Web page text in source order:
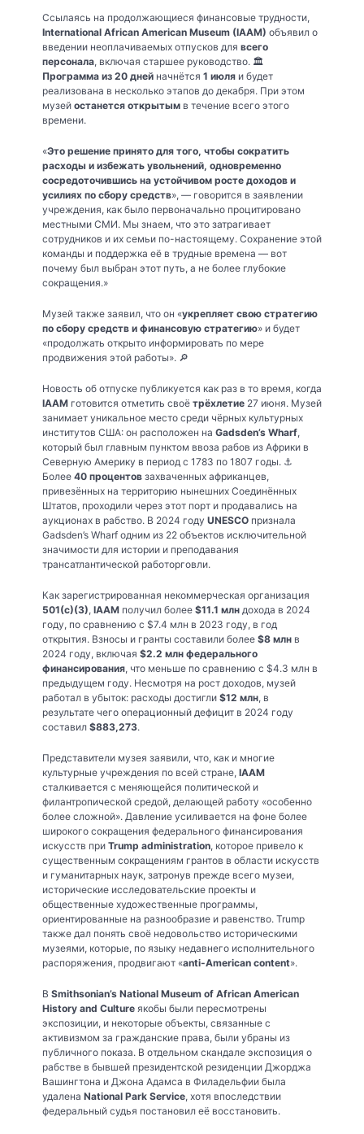
Ссылаясь на продолжающиеся финансовые трудности,
International African American Museum (IAAM) объявил о
введении неоплачиваемых отпусков для всего
персонала, включая старшее руководство. 🏛️
Программа из 20 дней начнётся 1 июля и будет
реализована в несколько этапов до декабря. При этом
музей останется открытым в течение всего этого
времени.
«Это решение принято для того, чтобы сократить
расходы и избежать увольнений, одновременно
сосредоточившись на устойчивом росте доходов и
усилиях по сбору средств», — говорится в заявлении
учреждения, как было первоначально процитировано
местными СМИ. Мы знаем, что это затрагивает
сотрудников и их семьи по-настоящему. Сохранение этой
команды и поддержка её в трудные времена — вот
почему был выбран этот путь, а не более глубокие
сокращения.»
Музей также заявил, что он «укрепляет свою стратегию
по сбору средств и финансовую стратегию» и будет
«продолжать открыто информировать по мере
продвижения этой работы». 🔎
Новость об отпуске публикуется как раз в то время, когда
IAAM готовится отметить своё трёхлетие 27 июня. Музей
занимает уникальное место среди чёрных культурных
институтов США: он расположен на Gadsden’s Wharf,
который был главным пунктом ввоза рабов из Африки в
Северную Америку в период с 1783 по 1807 годы. ⚓️
Более 40 процентов захваченных африканцев,
привезённых на территорию нынешних Соединённых
Штатов, проходили через этот порт и продавались на
аукционах в рабство. В 2024 году UNESCO признала
Gadsden’s Wharf одним из 22 объектов исключительной
значимости для истории и преподавания
трансатлантической работорговли.
Как зарегистрированная некоммерческая организация
501(c)(3), IAAM получил более $11.1 млн дохода в 2024
году, по сравнению с $7.4 млн в 2023 году, в год
открытия. Взносы и гранты составили более $8 млн в
2024 году, включая $2.2 млн федерального
финансирования, что меньше по сравнению с $4.3 млн в
предыдущем году. Несмотря на рост доходов, музей
работал в убыток: расходы достигли $12 млн, в
результате чего операционный дефицит в 2024 году
составил $883,273.
Представители музея заявили, что, как и многие
культурные учреждения по всей стране, IAAM
сталкивается с меняющейся политической и
филантропической средой, делающей работу «особенно
более сложной». Давление усиливается на фоне более
широкого сокращения федерального финансирования
искусств при Trump administration, которое привело к
существенным сокращениям грантов в области искусств
и гуманитарных наук, затронув прежде всего музеи,
исторические исследовательские проекты и
общественные художественные программы,
ориентированные на разнообразие и равенство. Trump
также дал понять своё недовольство историческими
музеями, которые, по языку недавнего исполнительного
распоряжения, продвигают «anti-American content».
В Smithsonian’s National Museum of African American
History and Culture якобы были пересмотрены
экспозиции, и некоторые объекты, связанные с
активизмом за гражданские права, были убраны из
публичного показа. В отдельном скандале экспозиция о
рабстве в бывшей президентской резиденции Джорджа
Вашингтона и Джона Адамса в Филадельфии была
удалена National Park Service, хотя впоследствии
федеральный судья постановил её восстановить.